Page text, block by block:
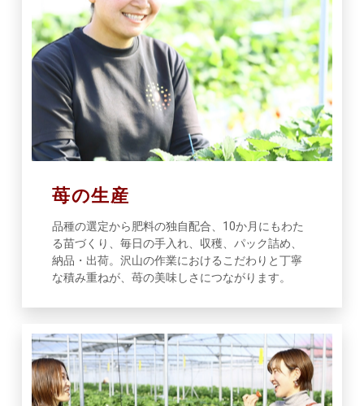
苺の生産
品種の選定から肥料の独自配合、10か月にもわた
る苗づくり、毎日の手入れ、収穫、パック詰め、
納品・出荷。沢山の作業におけるこだわりと丁寧
な積み重ねが、苺の美味しさにつながります。